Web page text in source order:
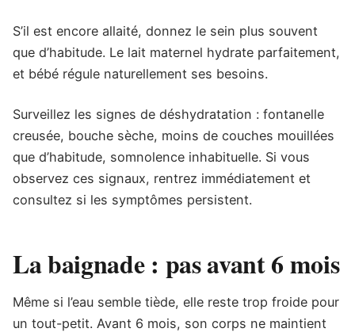
S’il est encore allaité, donnez le sein plus souvent
que d’habitude. Le lait maternel hydrate parfaitement,
et bébé régule naturellement ses besoins.
Surveillez les signes de déshydratation : fontanelle
creusée, bouche sèche, moins de couches mouillées
que d’habitude, somnolence inhabituelle. Si vous
observez ces signaux, rentrez immédiatement et
consultez si les symptômes persistent.
La baignade : pas avant 6 mois
Même si l’eau semble tiède, elle reste trop froide pour
un tout-petit. Avant 6 mois, son corps ne maintient